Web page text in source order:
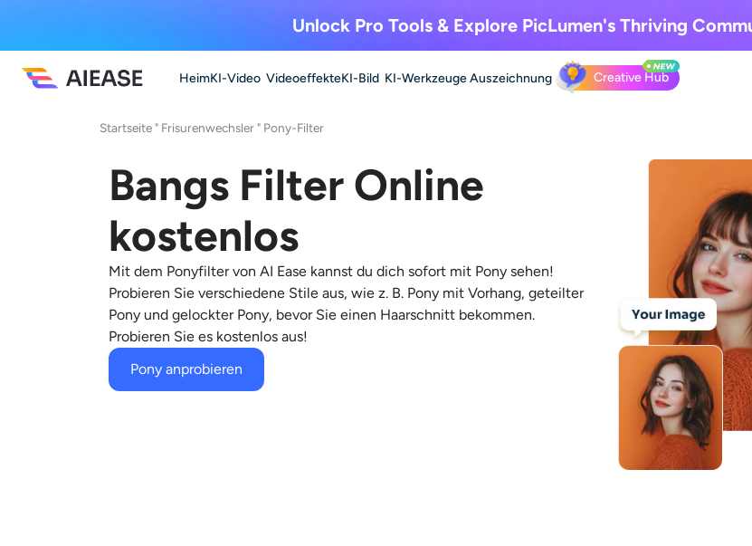
Unlock Pro Tools & ExplorePicLumen's Thriving
HeimKI-Video VideoeffekteKI-Bild KI-WerkzeugeAuszeichnung Creative Hub
Startseite " Frisurenwechsler " Pony-Filter
Bangs Filter Online
kostenlos
Mit dem Ponyfilter von AI Ease kannst du dich sofort mit Pony sehen!
Probieren Sie verschiedene Stile aus, wie z. B. Pony mit Vorhang, geteilter
Pony und gelockter Pony, bevor Sie einen Haarschnitt bekommen.
Probieren Sie es kostenlos aus!
Pony anprobieren